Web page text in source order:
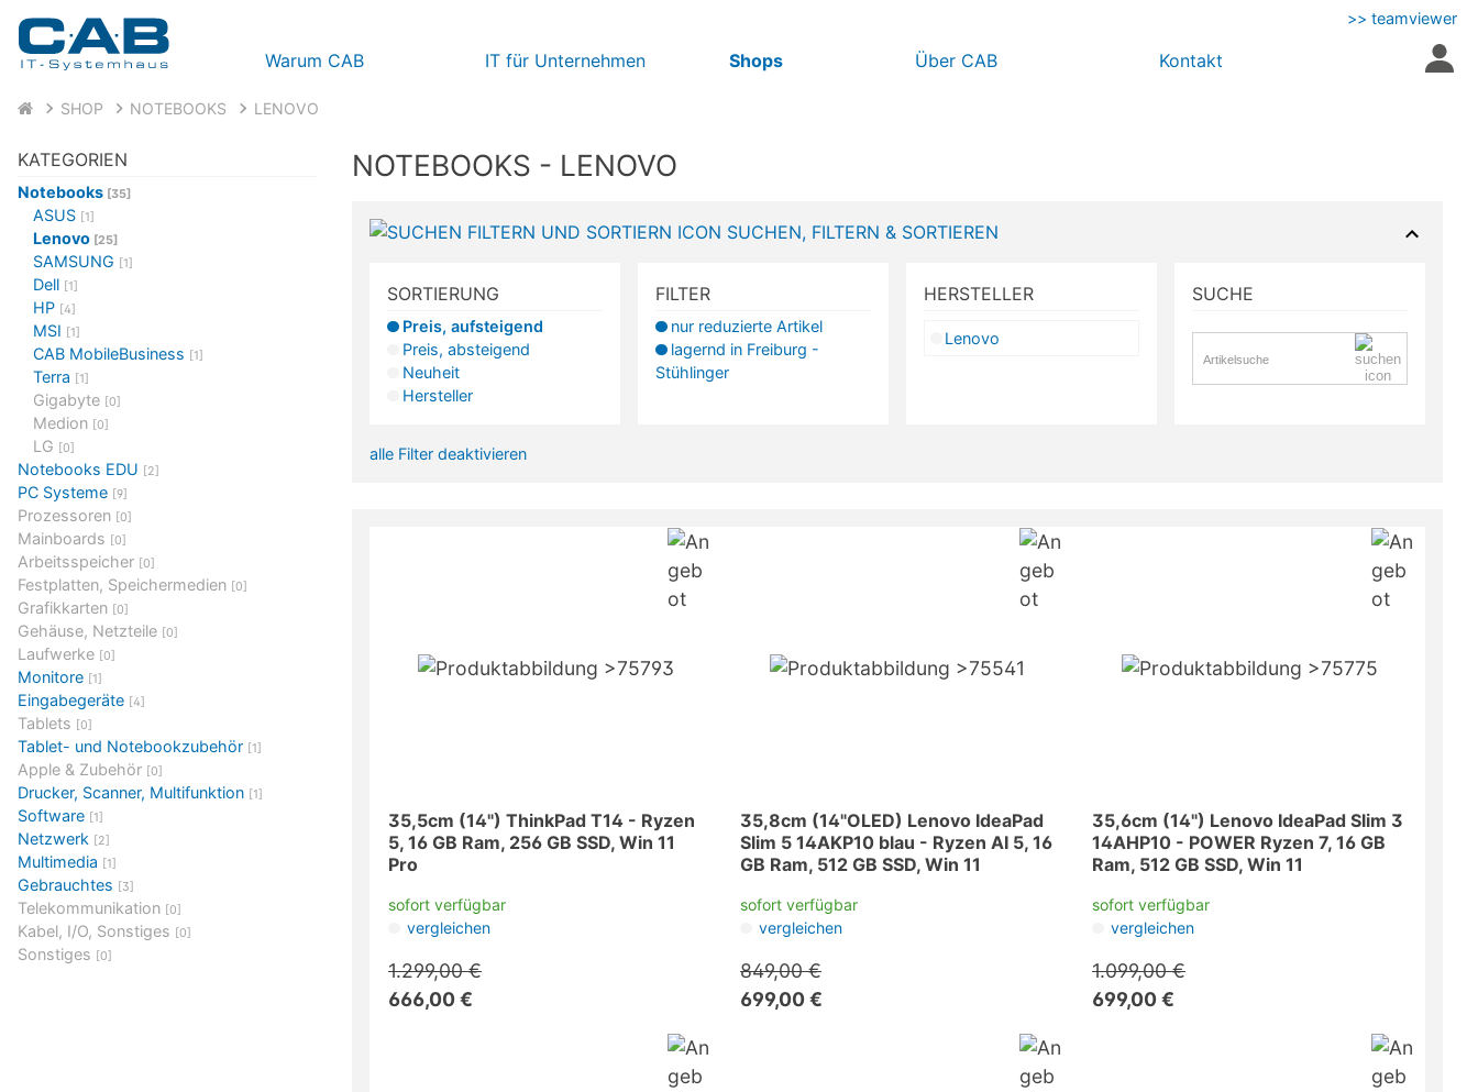
Warum CAB IT für Unternehmen Shops Über CAB Kontakt
>> teamviewer
SHOP NOTEBOOKS LENOVO
KATEGORIEN
Notebooks [35]
ASUS [1]
Lenovo [25]
SAMSUNG [1]
Dell [1]
HP [4]
MSI [1]
CAB MobileBusiness [1]
Terra [1]
Gigabyte [0]
Medion [0]
LG [0]
Notebooks EDU [2]
PC Systeme [9]
Prozessoren [0]
Mainboards [0]
Arbeitsspeicher [0]
Festplatten, Speichermedien [0]
Grafikkarten [0]
Gehäuse, Netzteile [0]
Laufwerke [0]
Monitore [1]
Eingabegeräte [4]
Tablets [0]
Tablet- und Notebookzubehör [1]
Apple & Zubehör [0]
Drucker, Scanner, Multifunktion [1]
Software [1]
Netzwerk [2]
Multimedia [1]
Gebrauchtes [3]
Telekommunikation [0]
Kabel, I/O, Sonstiges [0]
Sonstiges [0]
NOTEBOOKS - LENOVO
SUCHEN, FILTERN & SORTIEREN
SORTIERUNG
Preis, aufsteigend
Preis, absteigend
Neuheit
Hersteller
FILTER
nur reduzierte Artikel
lagernd in Freiburg -
Stühlinger
HERSTELLER
Lenovo
SUCHE
alle Filter deaktivieren
35,5cm (14") ThinkPad T14 - Ryzen
5, 16 GB Ram, 256 GB SSD, Win 11
Pro
sofort verfügbar
vergleichen
1.299,00 €
666,00 €
35,8cm (14"OLED) Lenovo IdeaPad
Slim 5 14AKP10 blau - Ryzen AI 5, 16
GB Ram, 512 GB SSD, Win 11
sofort verfügbar
vergleichen
849,00 €
699,00 €
35,6cm (14") Lenovo IdeaPad Slim 3
14AHP10 - POWER Ryzen 7, 16 GB
Ram, 512 GB SSD, Win 11
sofort verfügbar
vergleichen
1.099,00 €
699,00 €